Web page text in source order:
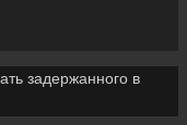
задержанного в